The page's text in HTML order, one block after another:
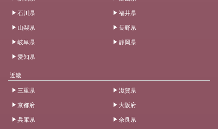
石川県
福井県
山梨県
長野県
岐阜県
静岡県
愛知県
近畿
三重県
滋賀県
京都府
大阪府
兵庫県
奈良県